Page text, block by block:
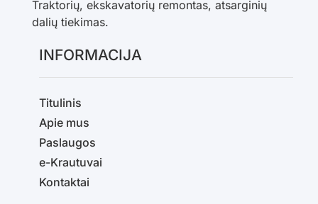
Traktorių, ekskavatorių remontas, atsarginių
dalių tiekimas.
INFORMACIJA
Titulinis
Apie mus
Paslaugos
e-Krautuvai
Kontaktai